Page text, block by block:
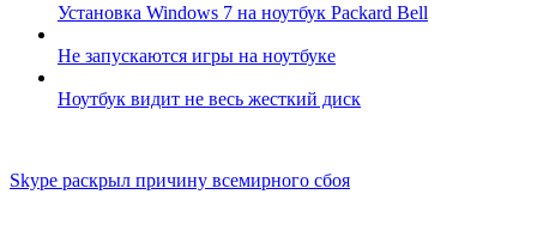
Установка Windows 7 на ноутбук Packard Bell
Не запускаются игры на ноутбуке
Ноутбук видит не весь жесткий диск
Skype раскрыл причину всемирного сбоя